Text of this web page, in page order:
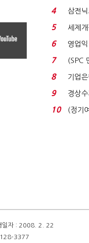
목…9
4
삼전
로이
5
세제
세 구
6
영업
업 드
7
(SPC
생법
8
기업
이스
9
경상
억달
10
(정기
일자 : 2008. 2. 22
3377